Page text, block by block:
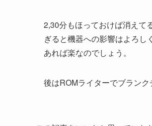
2,30分もほっておけば消えて
ぎると機器への影響はよろ
あれば楽なのでしょう。
後はROMライターでブラン